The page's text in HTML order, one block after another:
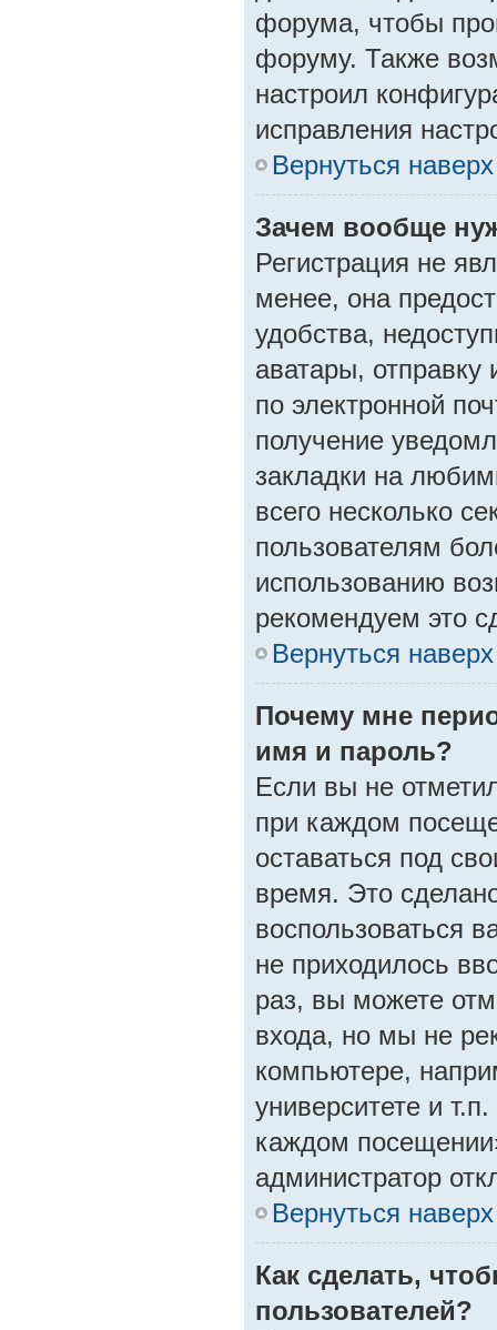
форума, чтобы
форуму. Также
настроил
исправления
Вернуться наверх
Зачем вообще
Регистрация не
менее, она
удобства,
аватары,
по электронной
получение
закладки на
всего несколько
пользователям
использованию
рекомендуем это
Вернуться наверх
Почему мне
имя и пароль?
Если вы не
при каждом
оставаться под
время. Это
воспользоваться
не приходилось
раз, вы можете
входа, но мы не
компьютере,
университете и
каждом
администратор
Вернуться наверх
Как сделать,
пользователей?